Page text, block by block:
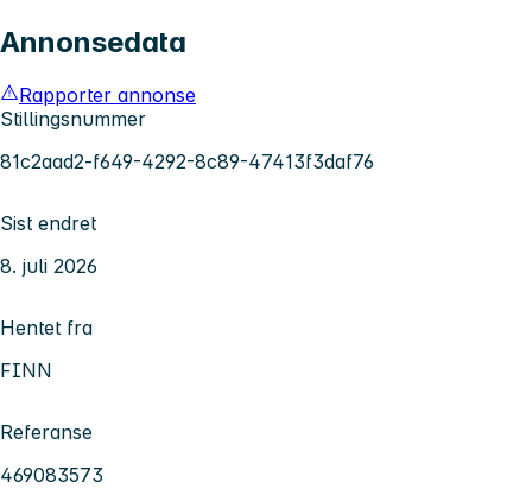
Annonsedata
Rapporter annonse
Stillingsnummer
81c2aad2-f649-4292-8c89-47413f3daf76
Sist endret
8. juli 2026
Hentet fra
FINN
Referanse
469083573